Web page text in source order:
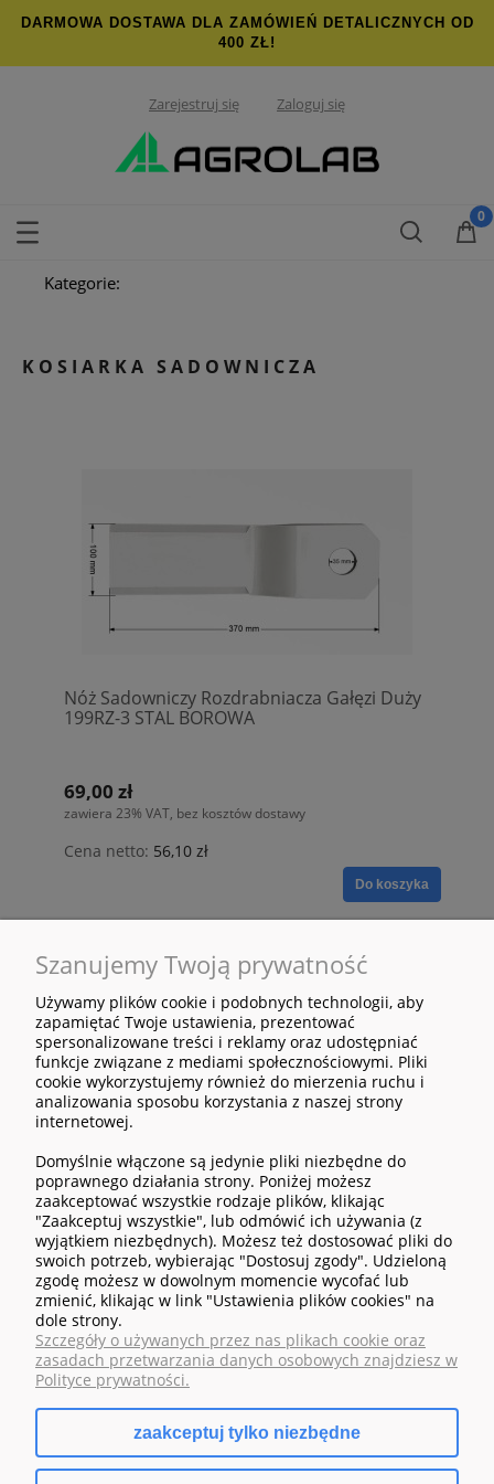
DARMOWA DOSTAWA DLA ZAMÓWIEŃ DETALICZNYCH OD
400 ZŁ!
Zarejestruj się Zaloguj się
Kategorie:
KOSIARKA SADOWNICZA
Nóż Sadowniczy Rozdrabniacza Gałęzi Duży
199RZ-3 STAL BOROWA
69,00 zł
zawiera 23% VAT, bez kosztów dostawy
Cena netto: 56,10 zł
Do koszyka
POMOC
MOJE KONTO
PŁATNOŚCI I DOSTAWA
INFORMACJE
O NAS
Szanujemy Twoją prywatność
Używamy plików cookie i podobnych technologii, aby
zapamiętać Twoje ustawienia, prezentować
spersonalizowane treści i reklamy oraz udostępniać
funkcje związane z mediami społecznościowymi. Pliki
cookie wykorzystujemy również do mierzenia ruchu i
analizowania sposobu korzystania z naszej strony
internetowej.
Domyślnie włączone są jedynie pliki niezbędne do
poprawnego działania strony. Poniżej możesz
zaakceptować wszystkie rodzaje plików, klikając
"Zaakceptuj wszystkie", lub odmówić ich używania (z
wyjątkiem niezbędnych). Możesz też dostosować pliki do
swoich potrzeb, wybierając "Dostosuj zgody". Udzieloną
zgodę możesz w dowolnym momencie wycofać lub
zmienić, klikając w link "Ustawienia plików cookies" na
dole strony.
Szczegóły o używanych przez nas plikach cookie oraz
zasadach przetwarzania danych osobowych znajdziesz w
Polityce prywatności.
zaakceptuj tylko niezbędne